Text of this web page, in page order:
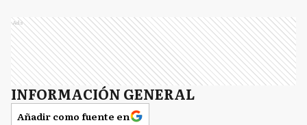
Ads
INFORMACIÓN GENERAL
Añadir como fuente en